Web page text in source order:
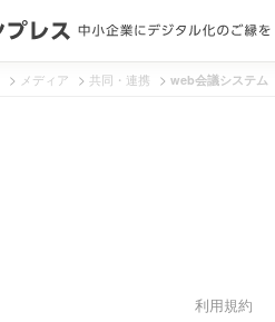
> メディア > 共同・連携 > web会議システム
利用規約